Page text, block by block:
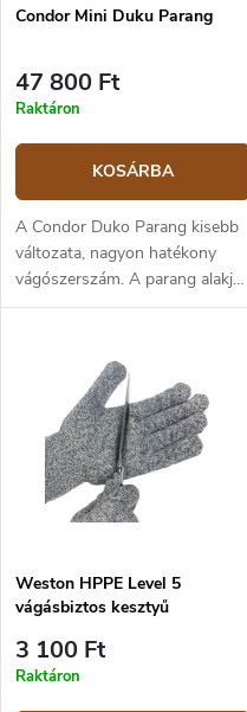
Condor Mini Duku Parang
47 800 Ft
Raktáron
KOSÁRBA
A Condor Duko Parang kisebb
változata, nagyon hatékony
vágószerszám. A parang alakja
Délkelet-Ázsiából származik,
Condor Mini Duku Parang 42,5
cm teljes hosszúságú parang,
penge vastagsága 4,5 mm. A
penge 1075 magas
széntartalmú acél. Diófa
markolat, barna bőrtok.
Weston HPPE Level 5
vágásbiztos kesztyű
3 100 Ft
Raktáron